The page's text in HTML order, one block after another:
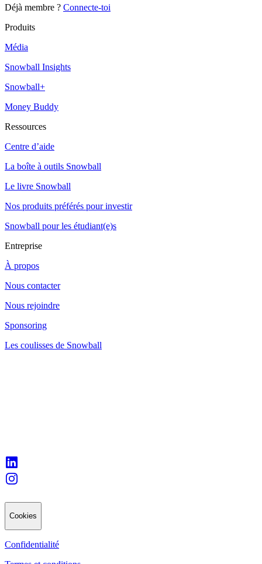
Déjà membre ? Connecte-toi
Produits
Média
Snowball Insights
Snowball+
Money Buddy
Ressources
Centre d’aide
La boîte à outils Snowball
Le livre Snowball
Nos produits préférés pour investir
Snowball pour les étudiant(e)s
Entreprise
À propos
Nous contacter
Nous rejoindre
Sponsoring
Les coulisses de Snowball
Cookies
Confidentialité